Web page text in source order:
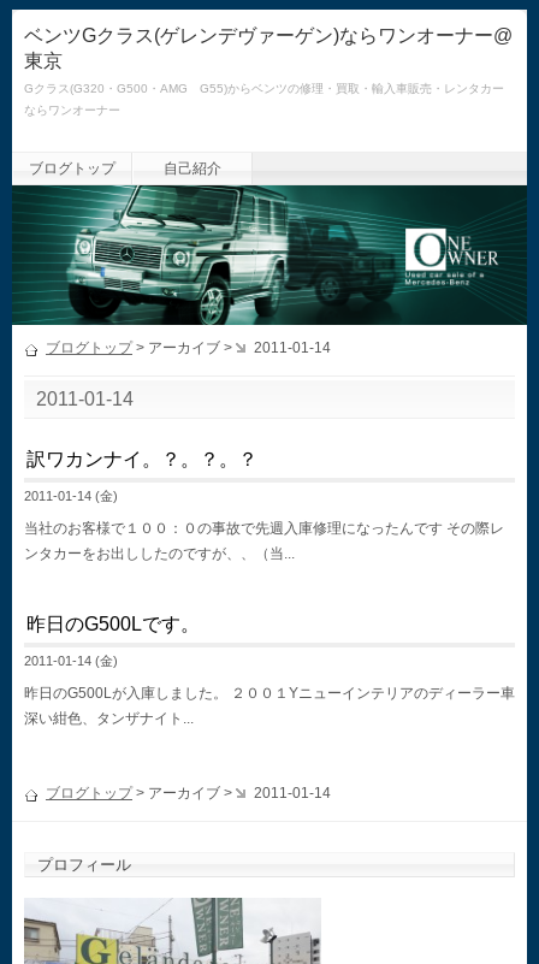
ベンツGクラス(ゲレンデヴァーゲン)ならワンオーナー@
東京
Gクラス(G320・G500・AMG G55)からベンツの修理・買取・輸入車販売・レンタカー
ならワンオーナー
ブログトップ 自己紹介
ブログトップ> アーカイブ > 2011-01-14
2011-01-14
訳ワカンナイ。？。？。？
2011-01-14 (金)
当社のお客様で１００：０の事故で先週入庫修理になったんです その際レ
ンタカーをお出ししたのですが、、（当...
昨日のG500Lです。
2011-01-14 (金)
昨日のG500Lが入庫しました。 ２００１Yニューインテリアのディーラー車
深い紺色、タンザナイト...
ブログトップ> アーカイブ > 2011-01-14
プロフィール